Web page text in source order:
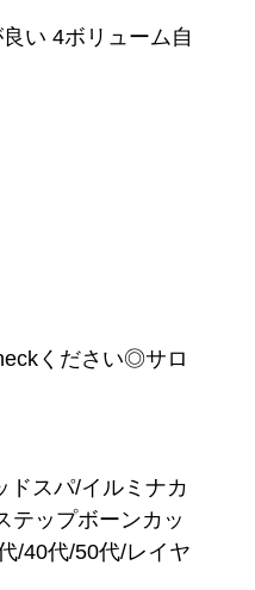
い 4ボリューム自
ください◎サロ
ドスパ/イルミナカ
テップボーンカッ
/40代/50代/レイヤ